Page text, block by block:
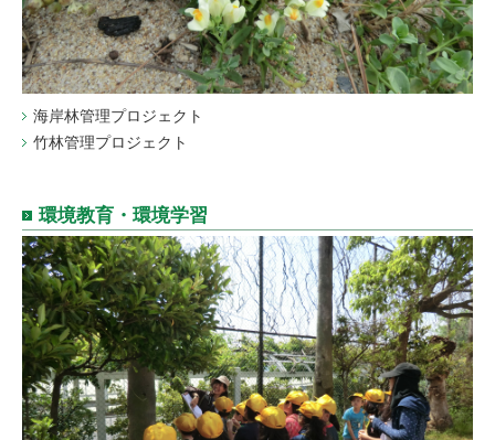
海岸林管理プロジェクト
竹林管理プロジェクト
環境教育・環境学習